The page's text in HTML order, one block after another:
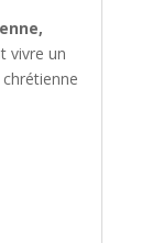
vivre un